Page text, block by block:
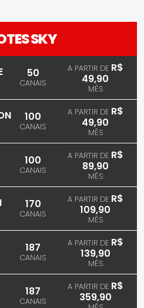
SKY
50
CANAIS
A PARTIR DE R$
49,90
MÊS
100
CANAIS
A PARTIR DE R$
49,90
MÊS
100
CANAIS
A PARTIR DE R$
89,90
MÊS
170
CANAIS
A PARTIR DE R$
109,90
MÊS
187
CANAIS
A PARTIR DE R$
139,90
MÊS
187
CANAIS
A PARTIR DE R$
359,90